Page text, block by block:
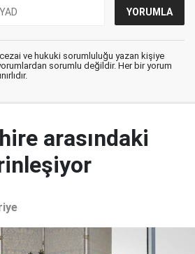
cezai ve hukuki sorumluluğu yazan kişiye
sorumlu değildir. Her bir yorum
arasındaki